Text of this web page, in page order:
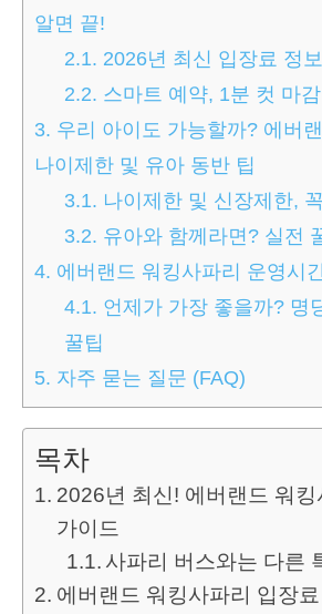
알면 끝!
2.1. 2026년 최신 입장료 정보
2.2. 스마트 예약, 1분 컷 마
3. 우리 아이도 가능할까? 에버
나이제한 및 유아 동반 팁
3.1. 나이제한 및 신장제한,
3.2. 유아와 함께라면? 실전
4. 에버랜드 워킹사파리 운영시
4.1. 언제가 가장 좋을까? 명
꿀팁
5. 자주 묻는 질문 (FAQ)
목차
2026년 최신! 에버랜드 워킹
가이드
사파리 버스와는 다른
에버랜드 워킹사파리 입장